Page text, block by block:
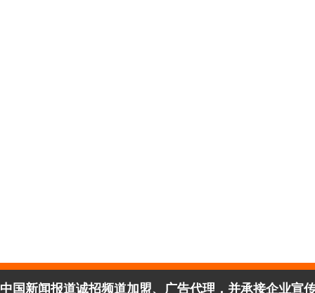
中国新闻报道诚招频道加盟、广告代理，并承接企业宣